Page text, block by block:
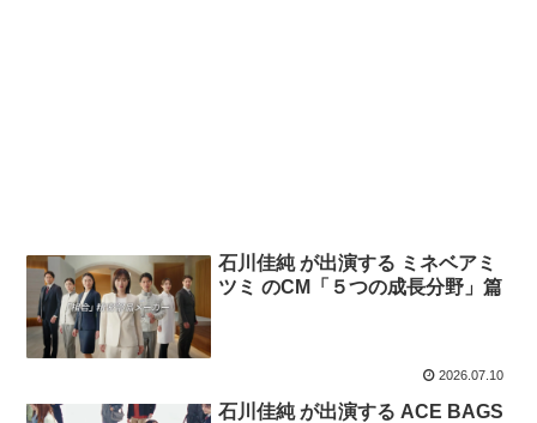
石川佳純 が出演する ミネベアミ
ツミ のCM「５つの成長分野」篇
2026.07.10
石川佳純 が出演する ACE BAGS